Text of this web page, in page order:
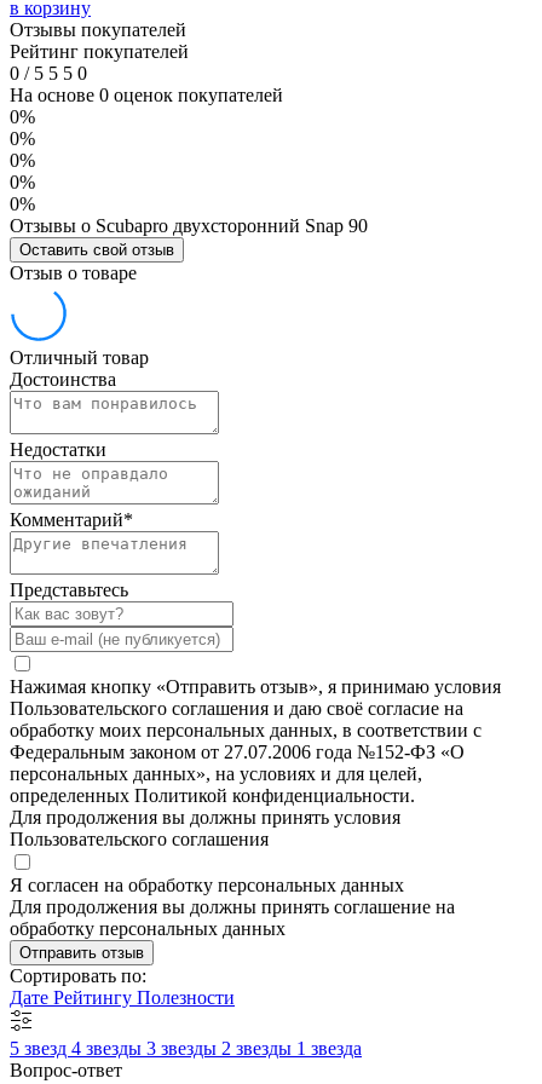
в корзину
Отзывы покупателей
Рейтинг покупателей
0 /5 5 5 0
На основе 0 оценок покупателей
0%
0%
0%
0%
0%
Отзывы о Scubapro двухсторонний Snap 90
Оставить свой отзыв
Отзыв о товаре
Отличный товар
Достоинства
Недостатки
Комментарий*
Представьтесь
Нажимая кнопку «Отправить отзыв», я принимаю условия
Пользовательского соглашения и даю своё согласие на
обработку моих персональных данных, в соответствии с
Федеральным законом от 27.07.2006 года №152-ФЗ «О
персональных данных», на условиях и для целей,
определенных Политикой конфиденциальности.
Для продолжения вы должны принять условия
Пользовательского соглашения
Я согласен на обработку персональных данных
Для продолжения вы должны принять соглашение на
обработку персональных данных
Отправить отзыв
Сортировать по:
Дате Рейтингу Полезности
5 звезд 4 звезды 3 звезды 2 звезды 1 звезда
Вопрос-ответ